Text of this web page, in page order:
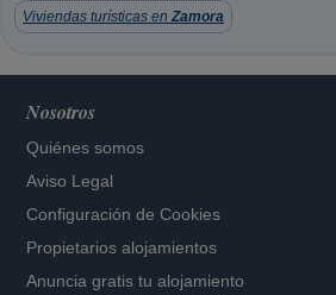
Viviendas turísticas en Zamora
Nosotros
Quiénes somos
Aviso Legal
Configuración de Cookies
Propietarios alojamientos
Anuncia gratis tu alojamiento